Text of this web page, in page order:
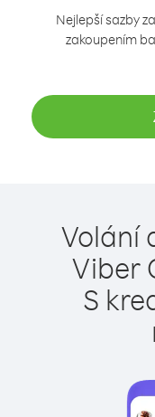
Nejlepší sazby
zakoupením
Volání
Viber
S